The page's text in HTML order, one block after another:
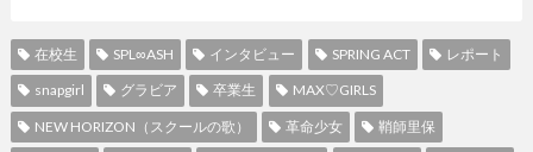
在校生 SPL∞ASH インタビュー SPRING ACT レポート
snapgirl グラビア 卒業生 MAX♡GIRLS
NEW HORIZON（スクールの歌） 革命少女 鞘師里保